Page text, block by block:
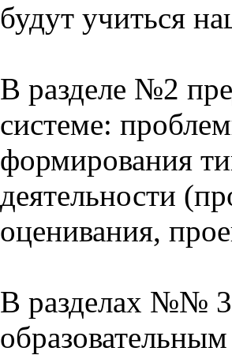
будут учиться
В разделе №2
системе:
формирования
деятельности
оценивания,
В разделах №№